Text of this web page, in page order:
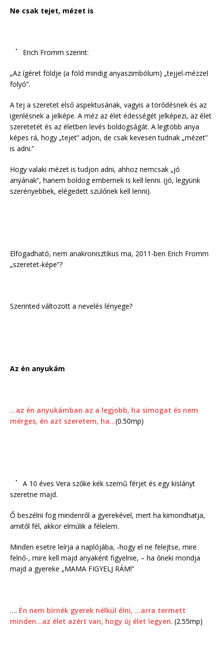
Ne csak tejet, mézet is
Erich Fromm szerint:
„Az ígéret földje (a föld mindig anyaszimbólum) „tejjel-mézzel
folyó”.
A tej a szeretet első aspektusának, vagyis a törődésnek és az
igenlésnek a jelképe. A méz az élet édességét jelképezi, az élet
szeretetét és az életben levés boldogságát. A legtöbb anya
képes rá, hogy „tejet” adjon, de csak kevesen tudnak „mézet”
is adni.”
Hogy valaki mézet is tudjon adni, ahhoz nemcsak „jó
anyának”, hanem boldog embernek is kell lenni. (jó, legyünk
szerényebbek, elégedett szülőnek kell lenni).
Elfogadható, nem anakronisztikus ma, 2011-ben Erich Fromm
„szeretet-képe”?
Szerinted változott a nevelés lényege?
Az én anyukám
…az én anyukámban az a legjobb, ha simogat és nem
mérges, én azt szeretem, ha…(0.50mp)
A 10 éves Vera szőke kék szemű férjet és egy kislányt
szeretne majd.
Ő beszélni fog mindenről a gyerekével, mert ha kimondhatja,
amitől fél, akkor elmúlik a félelem.
Minden esetre leírja a naplójába, -hogy el ne felejtse, mire
felnő-, mire kell majd anyaként figyelnie, – ha őneki mondja
majd a gyereke „MAMA FIGYELJ RÁM!”
…. Én nem bírnék gyerek nélkül élni, …arra termett
minden…az élet azért van, hogy új élet legyen. (2.55mp)